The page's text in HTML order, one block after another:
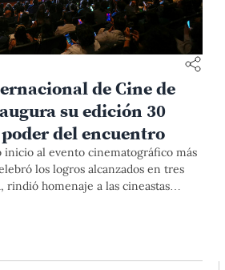
de Cine de
su edición 30
del encuentro
inicio al evento cinematográfico más
los logros alcanzados en tres
rindió homenaje a las cineastas
Ugás, y planteó un llamado de